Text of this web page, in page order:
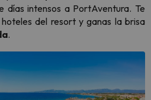
días intensos a PortAventura. Te
del resort y ganas la brisa
.